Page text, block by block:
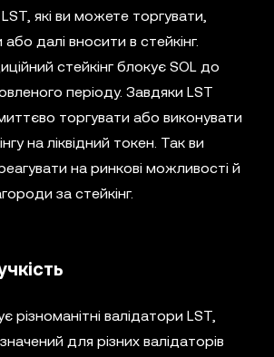
які ви можете торгувати,
далі вносити в стейкінг.
стейкінг блокує SOL до
періоду. Завдяки LST
торгувати або виконувати
на ліквідний токен. Так ви
на ринкові можливості й
за стейкінг.
різноманітні валідатори LST,
для різних валідаторів